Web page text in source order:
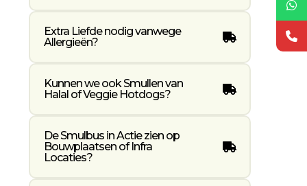
Extra Liefde nodig vanwege
Allergieën?
Kunnen we ook Smullen van
Halal of Veggie Hotdogs?
De Smulbus in Actie zien op
Bouwplaatsen of Infra
Locaties?